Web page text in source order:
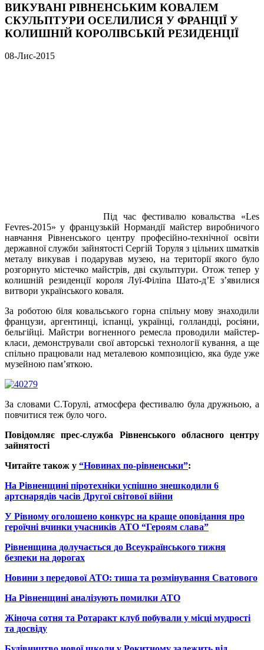
ВИКУВАНІ РІВНЕНСЬКИМ КОВАЛЕМ
СКУЛЬПТУРИ ОСЕЛИЛИСЯ У ФРАНЦІЇ У
КОЛИШНІЙ КОРОЛІВСЬКІЙ РЕЗИДЕНЦІЇ
08-Лис-2015
Під час фестивалю ковальства «Les
Fevres-2015» у французькій Нормандії майстер виробничого
навчання Рівненського центру професійно-технічної освіти
державної служби зайнятості Сергій Торуля з цільних шматків
металу викував і подарував музею, на території якого було
розгорнуто містечко майстрів, дві скульптури. Отож тепер у
колишній резиденції короля Луї-Філіпа Шато-д’Е з’явилися
витвори українського коваля.
За роботою біля ковальського горна спільну мову знаходили
французи, аргентинці, іспанці, українці, голландці, росіяни,
бельгійці. Майстри вогненного ремесла проводили майстер-
класи, демонстрували свої авторські технології кування, а ще
спільно працювали над металевою композицією, яка буде уже
музейною пам’яткою.
За словами С.Торулі, атмосфера фестивалю була дружньою, а
повчитися теж було чого.
Повідомляє прес-служба Рівненського обласного центру
зайнятості
Читайте також у “Новинах по-рівненськи”:
На Рівненщині піротехніки успішно знешкодили 6
артснарядів часів Другої світової війни
У Рівному оголошено конкурс на краще оповідання про
героїчні вчинки учасників АТО “Героям слава”
Рівненщина долучається до Всеукраїнського тижня
безпеки на дорогах
Новини з передової АТО: тиша та розмінування Сватового
На Рівненщині аналізують помилки АТО
Жіноча сотня та Ротаракт клуб побували у місці мудрості
та досвіду